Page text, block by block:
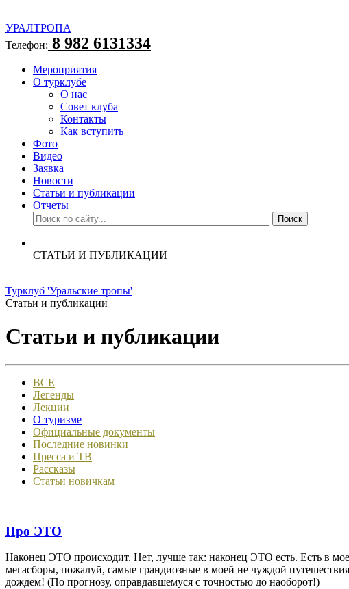
УРАЛТРОПА
Телефон: 8 982 6131334
Мероприятия
О турклубе
О нас
Совет клуба
Контакты
Как вступить
Фото
Видео
Заявка
Новости
Статьи и публикации
Отчеты
СТАТЬИ И ПУБЛИКАЦИИ
Турклуб 'Уральские тропы'
Статьи и публикации
Статьи и публикации
ВСЕ
Легенды
Лекции
О туризме
Официальные документы
Последние новинки
Пресса и ТВ
Рассказы
Статьи новичкам
Про ЭТО
Наконец ЭТО происходит. Нет, лучше так: наконец ЭТО есть. Есть в
мегасборы, пожалуй, самые грандиозные в моей не чуждой
дождем! (По прогнозу, оправдавшемуся с точностью до наоборот!)